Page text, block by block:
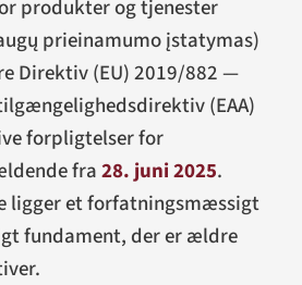
produkter og tjenester
prieinamumo įstatymas)
Direktiv (EU) 2019/882 —
(EAA)
forpligtelser for
fra28. juni 2025.
ligger et forfatningsmæssigt
fundament, der er ældre